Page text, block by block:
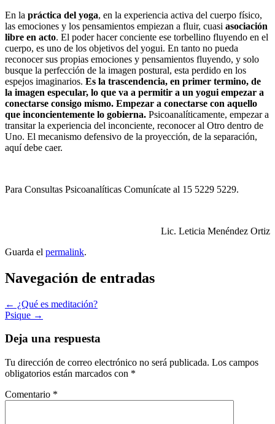
En la práctica del yoga, en la experiencia activa del cuerpo físico,
las emociones y los pensamientos empiezan a fluir, cuasi asociación
libre en acto. El poder hacer conciente ese torbellino fluyendo en el
cuerpo, es uno de los objetivos del yogui. En tanto no pueda
reconocer sus propias emociones y pensamientos fluyendo, y solo
busque la perfección de la imagen postural, esta perdido en los
espejos imaginarios. Es la trascendencia, en primer termino, de
la imagen especular, lo que va a permitir a un yogui empezar a
conectarse consigo mismo. Empezar a conectarse con aquello
que inconcientemente lo gobierna. Psicoanalíticamente, empezar a
transitar la experiencia del inconciente, reconocer al Otro dentro de
Uno. El mecanismo defensivo de la proyección, de la separación,
aquí debe caer.
Para Consultas Psicoanalíticas Comunícate al 15 5229 5229.
Lic. Leticia Menéndez Ortiz
Guarda el permalink.
Navegación de entradas
← ¿Qué es meditación?
Psique →
Deja una respuesta
Tu dirección de correo electrónico no será publicada. Los campos
obligatorios están marcados con *
Comentario *